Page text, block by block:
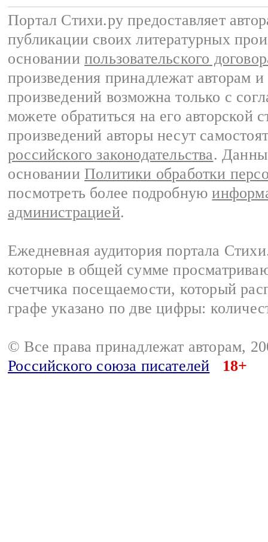
Портал Стихи.ру предоставляет
публикации своих литературных
основании пользовательского
произведения принадлежат авторам
произведений возможна только с
можете обратиться на его авторской
произведений авторы несут
российского законодательства.
основании Политики обработки
посмотреть более подробную
администрацией.
Ежедневная аудитория портала
которые в общей сумме
счетчика посещаемости, который
графе указано по две цифры:
© Все права принадлежат авторам,
Российского союза писателей
18+